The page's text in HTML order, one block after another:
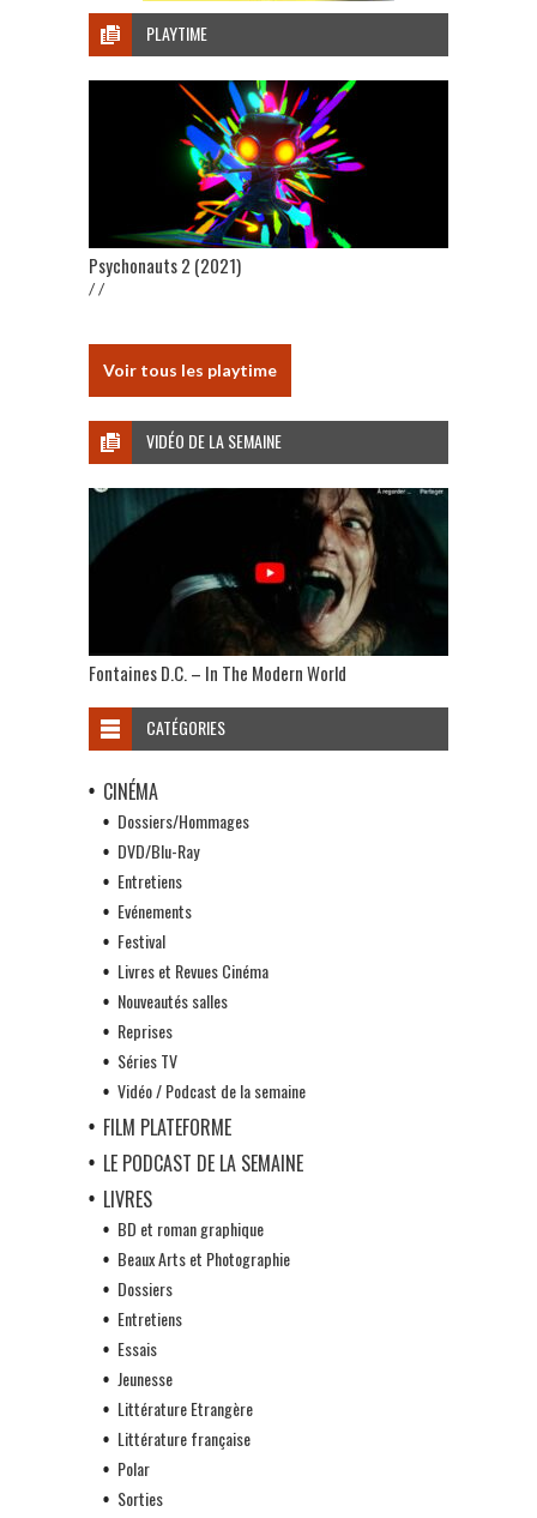
PLAYTIME
Psychonauts 2 (2021)
/ /
Voir tous les playtime
VIDÉO DE LA SEMAINE
Fontaines D.C. – In The Modern World
CATÉGORIES
CINÉMA
Dossiers/Hommages
DVD/Blu-Ray
Entretiens
Evénements
Festival
Livres et Revues Cinéma
Nouveautés salles
Reprises
Séries TV
Vidéo / Podcast de la semaine
FILM PLATEFORME
LE PODCAST DE LA SEMAINE
LIVRES
BD et roman graphique
Beaux Arts et Photographie
Dossiers
Entretiens
Essais
Jeunesse
Littérature Etrangère
Littérature française
Polar
Sorties